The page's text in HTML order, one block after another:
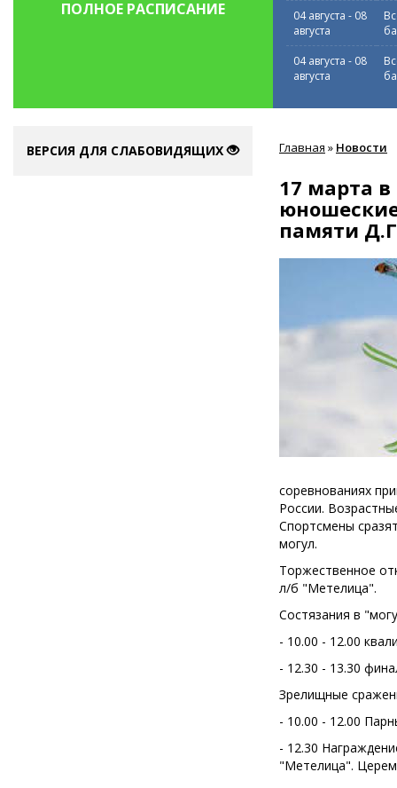
ПОЛНОЕ РАСПИСАНИЕ
04 августа - 08
августа
04 августа - 08
августа
ВЕРСИЯ ДЛЯ СЛАБОВИДЯЩИХ здесь
Главная » Новости
17 марта
памяти
соревнованиях
России.
Спортсмены
могул.
Торжественное
л/б "Метелица".
Состязания в
- 10.00 - 12.00
- 12.30 - 13.30
Зрелищные
- 10.00 - 12.00
- 12.30
"Метелица".